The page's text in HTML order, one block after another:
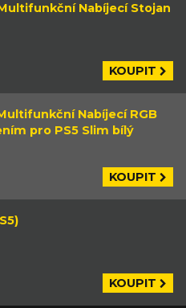
Nabíjecí Stojan
KOUPIT
Nabíjecí RGB
pro PS5 Slim bílý
KOUPIT
KOUPIT